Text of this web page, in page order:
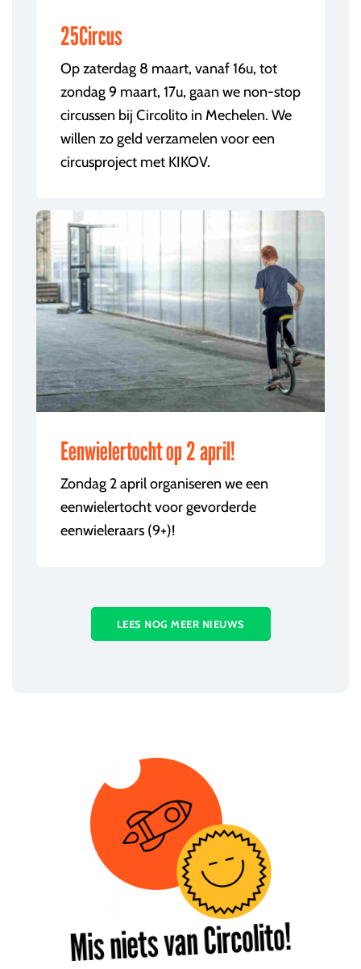
25Circus
Op zaterdag 8 maart, vanaf 16u, tot
zondag 9 maart, 17u, gaan we non-stop
circussen bij Circolito in Mechelen. We
willen zo geld verzamelen voor een
circusproject met KIKOV.
Eenwielertocht op 2 april!
Zondag 2 april organiseren we een
eenwielertocht voor gevorderde
eenwieleraars (9+)!
LEES NOG MEER NIEUWS
Mis niets van Circolito!